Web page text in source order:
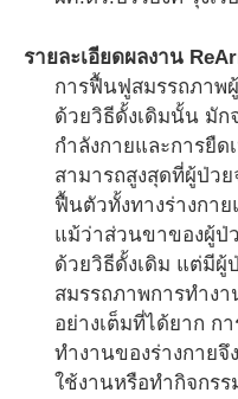
รายละเอียดผลงาน
การฟื้นฟูสมรรถภาพ
ด้วยวิธีดั้งเดิมนั้น มัก
กำลังกายและการยื
สามารถสูงสุดที่ผู้ป่ว
ฟื้นตัวทั้งทางร่างกาย
แม้ว่าส่วนขาของผู้ป่
ด้วยวิธีดั้งเดิม แต่มี
สมรรถภาพการทำง
อย่างเต็มที่ได้ยาก ก
ทำงานของร่างกายจึ
ใช้งานหรือทำกิจกร